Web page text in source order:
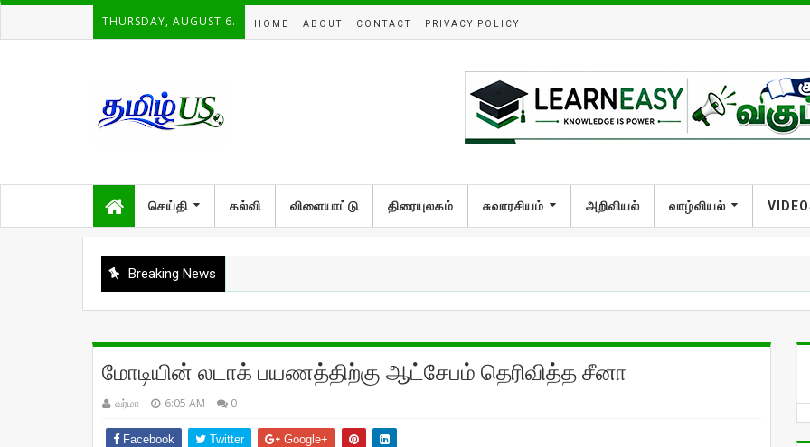
THURSDAY, AUGUST 6. HOME ABOUT CONTACT PRIVACY POLICY
செய்தி கல்வி விளையாட்டு திரையுலகம் சுவாரசியம் அறிவியல் வாழ்வியல்
Breaking News
மோடியின் லடாக் பயணத்திற்கு ஆட்சேபம் தெரிவித்த சீனா
வர்மா 6:05 AM 0
Facebook Twitter Google+